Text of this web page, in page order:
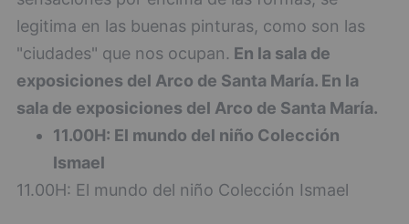
legitima en las buenas pinturas, como son las
"ciudades" que nos ocupan. En la sala de
exposiciones del Arco de Santa María. En la
sala de exposiciones del Arco de Santa María.
11.00H: El mundo del niño Colección
Ismael
11.00H: El mundo del niño Colección Ismael